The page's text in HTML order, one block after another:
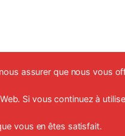
assurer que nous vous
Si vous continuez à
vous en êtes satisfait.